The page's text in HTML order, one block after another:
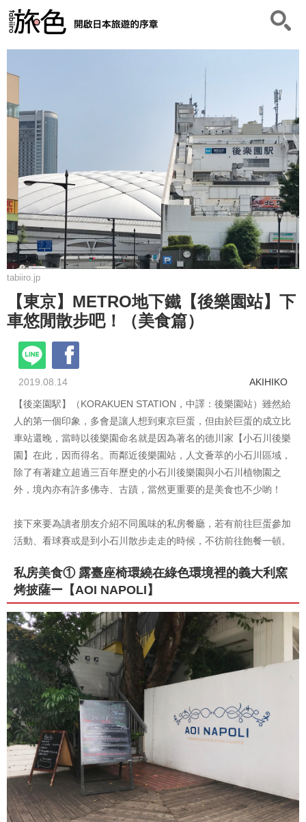
tabiiro.jp
【東京】METRO地下鐵【後樂園站】下
車悠閒散步吧！（美食篇）
2019.08.14
AKIHIKO
【後楽園駅】（KORAKUEN STATION，中譯：後樂園站）雖然給
人的第一個印象，多會是讓人想到東京巨蛋，但由於巨蛋的成立比
車站還晚，當時以後樂園命名就是因為著名的德川家【小石川後樂
園】在此，因而得名。而鄰近後樂園站，人文薈萃的小石川區域，
除了有著建立超過三百年歷史的小石川後樂園與小石川植物園之
外，境內亦有許多佛寺、古蹟，當然更重要的是美食也不少喲！
接下來要為讀者朋友介紹不同風味的私房餐廳，若有前往巨蛋參加
活動、看球賽或是到小石川散步走走的時候，不彷前往飽餐一頓。
私房美食① 露臺座椅環繞在綠色環境裡的義大利窯
烤披薩ー【AOI NAPOLI】